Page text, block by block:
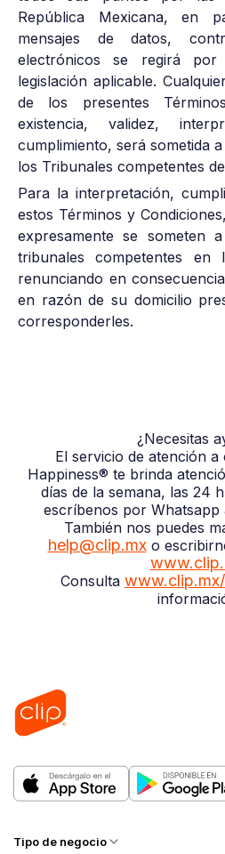
República Mexicana, en
mensajes de datos,
electrónicos se regirá
legislación aplicable.
de los presentes
existencia, validez,
cumplimiento, será sometida
los Tribunales competentes
Para la interpretación,
estos Términos y
expresamente se someten
tribunales competentes en
renunciando en
en razón de su domicilio
corresponderles.
¿Necesitas
El servicio de atención a
Happiness® te brinda
días de la semana, las 24
escríbenos por Whatsapp
También nos puedes
help@clip.mxo
Consulta
Tipo de negocio